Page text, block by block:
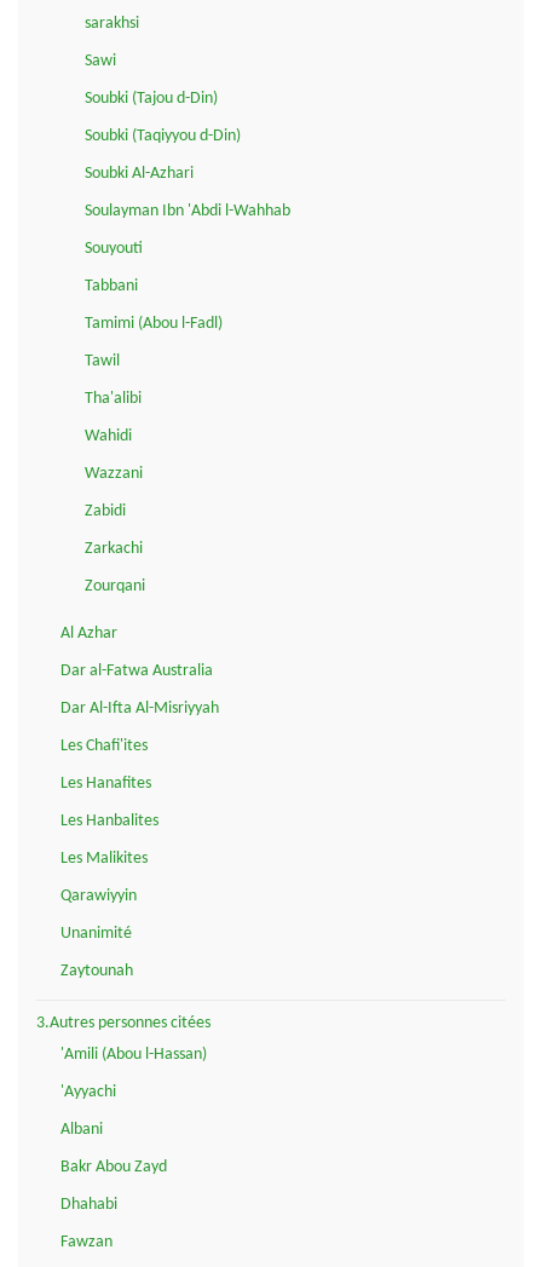
sarakhsi
Sawi
Soubki (Tajou d-Din)
Soubki (Taqiyyou d-Din)
Soubki Al-Azhari
Soulayman Ibn 'Abdi l-Wahhab
Souyouti
Tabbani
Tamimi (Abou l-Fadl)
Tawil
Tha'alibi
Wahidi
Wazzani
Zabidi
Zarkachi
Zourqani
Al Azhar
Dar al-Fatwa Australia
Dar Al-Ifta Al-Misriyyah
Les Chafi'ites
Les Hanafites
Les Hanbalites
Les Malikites
Qarawiyyin
Unanimité
Zaytounah
3.Autres personnes citées
'Amili (Abou l-Hassan)
'Ayyachi
Albani
Bakr Abou Zayd
Dhahabi
Fawzan